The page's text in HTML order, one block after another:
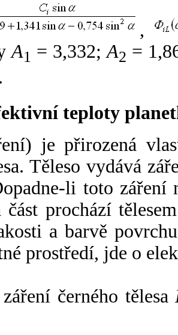
,
A1 = 3,332;A2 =
teploty
je přirozená
Těleso vydává
li toto záření
část prochází
a barvě
prostředí, jde o
černého tělesa